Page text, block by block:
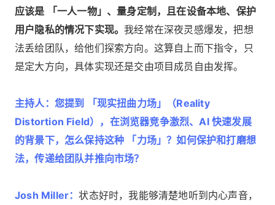
应该是 「一人一物」、量身定制，且在设备本地、保护
用户隐私的情况下实现。我经常在深夜灵感爆发，把想
法丢给团队，给他们探索方向。这算自上而下指令，只
是定大方向，具体实现还是交由项目成员自由发挥。
主持人：您提到 「现实扭曲力场」（Reality
Distortion Field），在浏览器竞争激烈、AI 快速发展
的背景下，怎么保持这种 「力场」？如何保护和打磨想
法，传递给团队并推向市场？
Josh Miller：状态好时，我能够清楚地听到内心声音，